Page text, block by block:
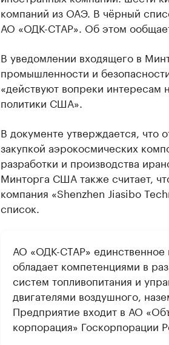
компаний из ОАЭ. В чёрный
АО «ОДК-СТАР». Об этом
В уведомлении входящего в
промышленности и
«действуют вопреки интересам
политики США».
В документе утверждается, что
закупкой аэрокосмических
разработки и производства
Минторга США также считает,
компания «Shenzhen Jiasibo
список.
АО «ОДК-СТАР»
обладает компетенциями в
систем топливопитания и
двигателями воздушного,
Предприятие входит в АО
корпорация» Госкорпорации